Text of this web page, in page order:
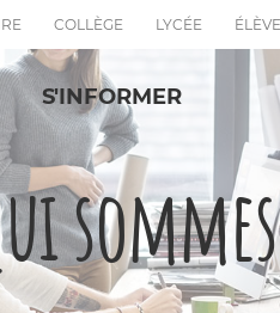
COLLÈGE LYCÉE
S'INFORMER